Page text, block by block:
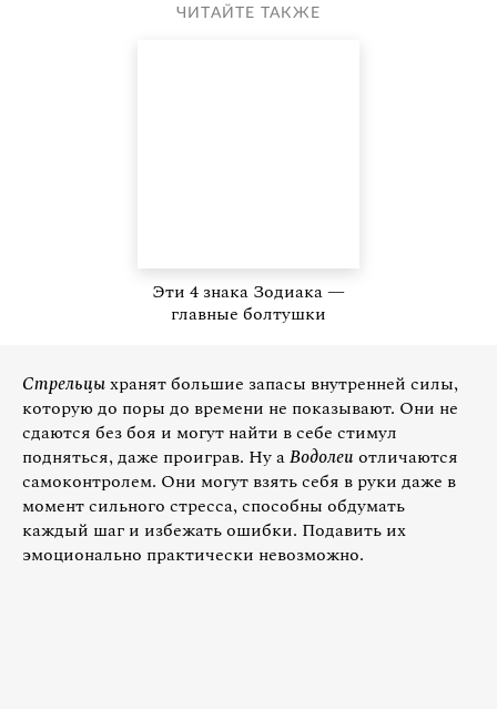
ЧИТАЙТЕ ТАКЖЕ
Эти 4 знака Зодиака —
главные болтушки
Стрельцыхранят большие запасы внутренней силы,
которую до поры до времени не показывают. Они не
сдаются без боя и могут найти в себе стимул
подняться, даже проиграв. Ну аВодолеи отличаются
самоконтролем. Они могут взять себя в руки даже в
момент сильного стресса, способны обдумать
каждый шаг и избежать ошибки. Подавить их
эмоционально практически невозможно.